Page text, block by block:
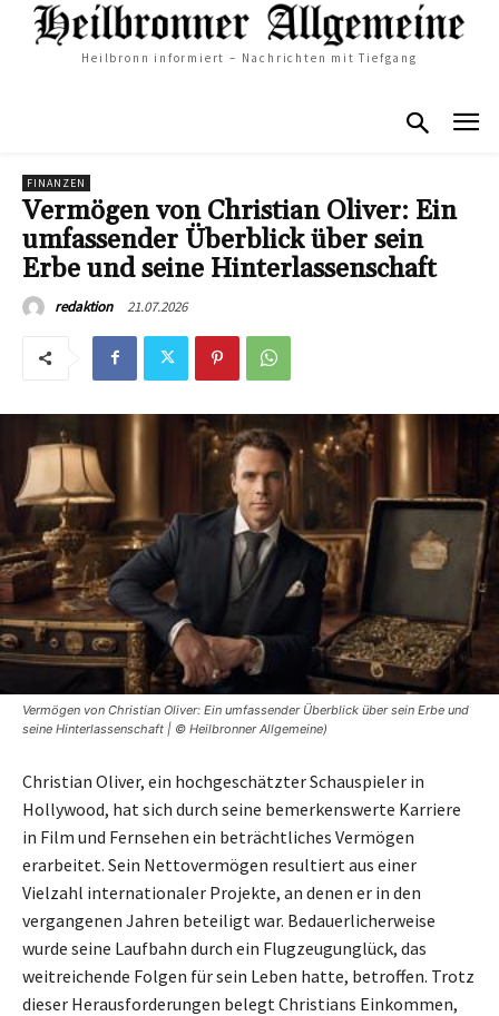
Heilbronn informiert – Nachrichten mit Tiefgang
FINANZEN
Vermögen von Christian Oliver: Ein
umfassender Überblick über sein
Erbe und seine Hinterlassenschaft
redaktion 21.07.2026
Vermögen von Christian Oliver: Ein umfassender Überblick über sein Erbe und
seine Hinterlassenschaft | © Heilbronner Allgemeine)
Christian Oliver, ein hochgeschätzter Schauspieler in
Hollywood, hat sich durch seine bemerkenswerte Karriere
in Film und Fernsehen ein beträchtliches Vermögen
erarbeitet. Sein Nettovermögen resultiert aus einer
Vielzahl internationaler Projekte, an denen er in den
vergangenen Jahren beteiligt war. Bedauerlicherweise
wurde seine Laufbahn durch ein Flugzeugunglück, das
weitreichende Folgen für sein Leben hatte, betroffen. Trotz
dieser Herausforderungen belegt Christians Einkommen,